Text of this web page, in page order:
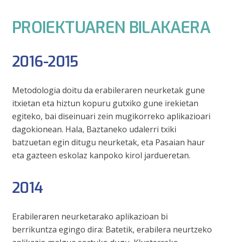
PROIEKTUAREN BILAKAERA
2016-2015
Metodologia doitu da erabileraren neurketak gune
itxietan eta hiztun kopuru gutxiko gune irekietan
egiteko, bai diseinuari zein mugikorreko aplikazioari
dagokionean. Hala, Baztaneko udalerri txiki
batzuetan egin ditugu neurketak, eta Pasaian haur
eta gazteen eskolaz kanpoko kirol jardueretan.
2014
Erabileraren neurketarako aplikazioan bi
berrikuntza egingo dira: Batetik, erabilera neurtzeko